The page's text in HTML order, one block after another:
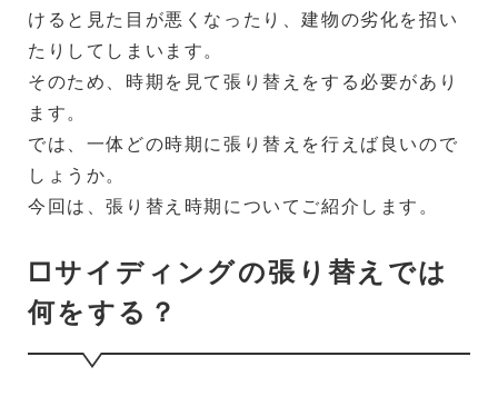
けると見た目が悪くなったり、建物の劣化を招い
たりしてしまいます。
そのため、時期を見て張り替えをする必要があり
ます。
では、一体どの時期に張り替えを行えば良いので
しょうか。
今回は、張り替え時期についてご紹介します。
□サイディングの張り替えでは
何をする？